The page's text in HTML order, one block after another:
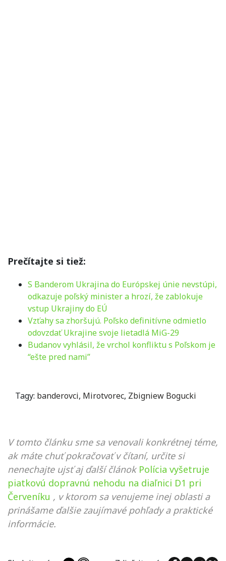
Prečítajte si tiež:
S Banderom Ukrajina do Európskej únie nevstúpi,
odkazuje poľský minister a hrozí, že zablokuje
vstup Ukrajiny do EÚ
Vzťahy sa zhoršujú. Poľsko definitívne odmietlo
odovzdať Ukrajine svoje lietadlá MiG-29
Budanov vyhlásil, že vrchol konfliktu s Poľskom je
“ešte pred nami”
Tagy: banderovci, Mirotvorec, Zbigniew Bogucki
V tomto článku sme sa venovali konkrétnej téme,
ak máte chuť pokračovať v čítaní, určite si
nenechajte ujsť aj ďalší článok Polícia vyšetruje
piatkovú dopravnú nehodu na diaľnici D1 pri
Červeníku , v ktorom sa venujeme inej oblasti a
prinášame ďalšie zaujímavé pohľady a praktické
informácie.